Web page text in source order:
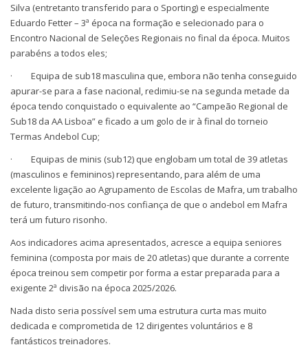
Silva (entretanto transferido para o Sporting) e especialmente
Eduardo Fetter – 3ª época na formação e selecionado para o
Encontro Nacional de Seleções Regionais no final da época. Muitos
parabéns a todos eles;
· Equipa de sub18 masculina que, embora não tenha conseguido
apurar-se para a fase nacional, redimiu-se na segunda metade da
época tendo conquistado o equivalente ao “Campeão Regional de
Sub18 da AA Lisboa” e ficado a um golo de ir à final do torneio
Termas Andebol Cup;
· Equipas de minis (sub12) que englobam um total de 39 atletas
(masculinos e femininos) representando, para além de uma
excelente ligação ao Agrupamento de Escolas de Mafra, um trabalho
de futuro, transmitindo-nos confiança de que o andebol em Mafra
terá um futuro risonho.
Aos indicadores acima apresentados, acresce a equipa seniores
feminina (composta por mais de 20 atletas) que durante a corrente
época treinou sem competir por forma a estar preparada para a
exigente 2ª divisão na época 2025/2026.
Nada disto seria possível sem uma estrutura curta mas muito
dedicada e comprometida de 12 dirigentes voluntários e 8
fantásticos treinadores.